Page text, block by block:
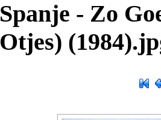
Spanje - Zo
Otjes)